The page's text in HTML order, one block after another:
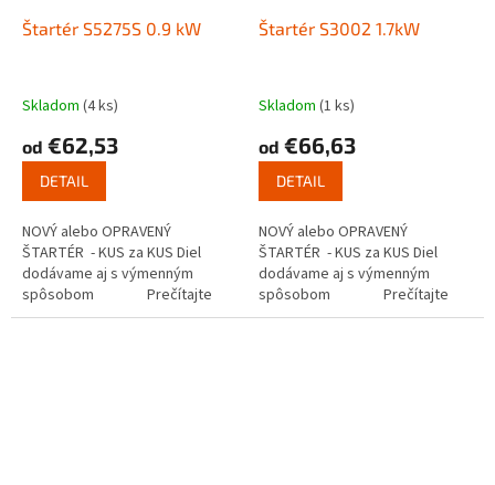
Štartér S5275S 0.9 kW
Skladom (4 ks)
od €62,53
DETAIL
NOVÝ alebo OPRAVENÝ
ŠTARTÉR - KUS za KUS Diel
dodávame aj s výmenným
spôsobom Prečítajte
si ako funguje...
Štartér S3002 1.7kW
Skladom (1 ks)
od €66,63
DETAIL
NOVÝ alebo OPRAVENÝ
ŠTARTÉR - KUS za KUS Diel
dodávame aj s výmenným
spôsobom Prečítajte
si ako funguje...